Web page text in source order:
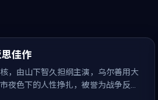
思佳作
，由山下智久担纲主演，乌尔善用大
夜色下的人性挣扎，被誉为战争反思